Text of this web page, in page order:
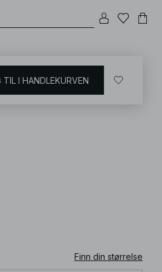
og høy midje
Finn din størrelse
TIL I HANDLEKURVEN